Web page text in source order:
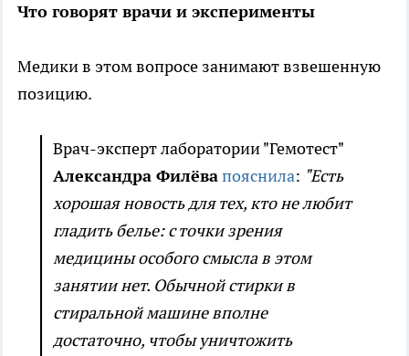
Что говорят врачи и эксперименты
Медики в этом вопросе занимают взвешенную
позицию.
Врач-эксперт лаборатории "Гемотест"
Александра Филёвапояснила: "Есть
хорошая новость для тех, кто не любит
гладить белье: с точки зрения
медицины особого смысла в этом
занятии нет. Обычной стирки в
стиральной машине вполне
достаточно, чтобы уничтожить